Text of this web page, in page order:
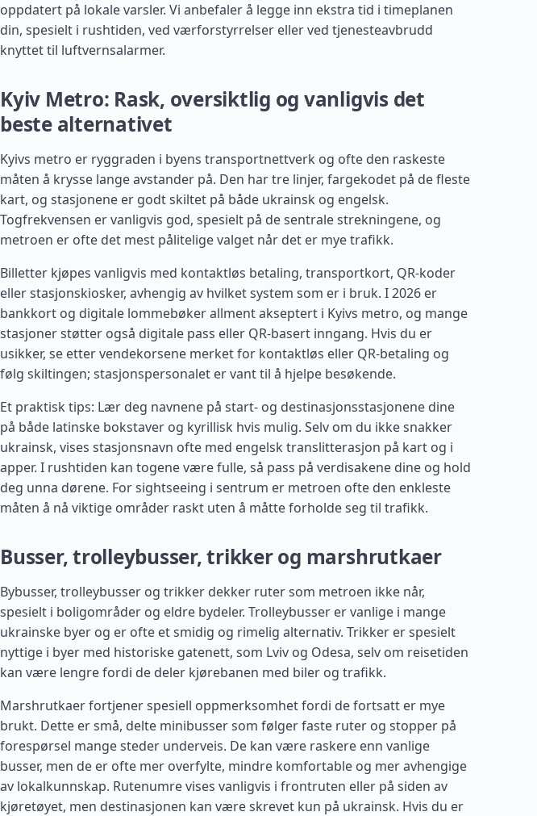
oppdatert på lokale varsler. Vi anbefaler å legge inn ekstra tid i timeplanen
din, spesielt i rushtiden, ved værforstyrrelser eller ved tjenesteavbrudd
knyttet til luftvernsalarmer.
Kyiv Metro: Rask, oversiktlig og vanligvis det
beste alternativet
Kyivs metro er ryggraden i byens transportnettverk og ofte den raskeste
måten å krysse lange avstander på. Den har tre linjer, fargekodet på de fleste
kart, og stasjonene er godt skiltet på både ukrainsk og engelsk.
Togfrekvensen er vanligvis god, spesielt på de sentrale strekningene, og
metroen er ofte det mest pålitelige valget når det er mye trafikk.
Billetter kjøpes vanligvis med kontaktløs betaling, transportkort, QR-koder
eller stasjonskiosker, avhengig av hvilket system som er i bruk. I 2026 er
bankkort og digitale lommebøker allment akseptert i Kyivs metro, og mange
stasjoner støtter også digitale pass eller QR-basert inngang. Hvis du er
usikker, se etter vendekorsene merket for kontaktløs eller QR-betaling og
følg skiltingen; stasjonspersonalet er vant til å hjelpe besøkende.
Et praktisk tips: Lær deg navnene på start- og destinasjonsstasjonene dine
på både latinske bokstaver og kyrillisk hvis mulig. Selv om du ikke snakker
ukrainsk, vises stasjonsnavn ofte med engelsk translitterasjon på kart og i
apper. I rushtiden kan togene være fulle, så pass på verdisakene dine og hold
deg unna dørene. For sightseeing i sentrum er metroen ofte den enkleste
måten å nå viktige områder raskt uten å måtte forholde seg til trafikk.
Busser, trolleybusser, trikker og marshrutkaer
Bybusser, trolleybusser og trikker dekker ruter som metroen ikke når,
spesielt i boligområder og eldre bydeler. Trolleybusser er vanlige i mange
ukrainske byer og er ofte et smidig og rimelig alternativ. Trikker er spesielt
nyttige i byer med historiske gatenett, som Lviv og Odesa, selv om reisetiden
kan være lengre fordi de deler kjørebanen med biler og trafikk.
Marshrutkaer fortjener spesiell oppmerksomhet fordi de fortsatt er mye
brukt. Dette er små, delte minibusser som følger faste ruter og stopper på
forespørsel mange steder underveis. De kan være raskere enn vanlige
busser, men de er ofte mer overfylte, mindre komfortable og mer avhengige
av lokalkunnskap. Rutenumre vises vanligvis i frontruten eller på siden av
kjøretøyet, men destinasjonen kan være skrevet kun på ukrainsk. Hvis du er